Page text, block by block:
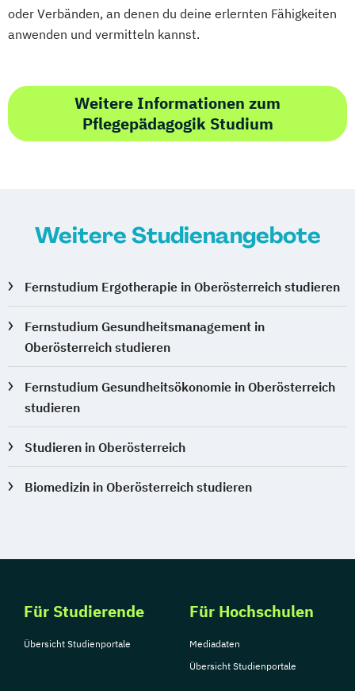
oder Verbänden, an denen du deine erlernten Fähigkeiten
anwenden und vermitteln kannst.
Weitere Informationen zum
Pflegepädagogik Studium
Weitere Studienangebote
Fernstudium Ergotherapie in Oberösterreich studieren
Fernstudium Gesundheitsmanagement in
Oberösterreich studieren
Fernstudium Gesundheitsökonomie in Oberösterreich
studieren
Studieren in Oberösterreich
Biomedizin in Oberösterreich studieren
Für Studierende
Übersicht Studienportale
Für Hochschulen
Mediadaten
Übersicht Studienportale